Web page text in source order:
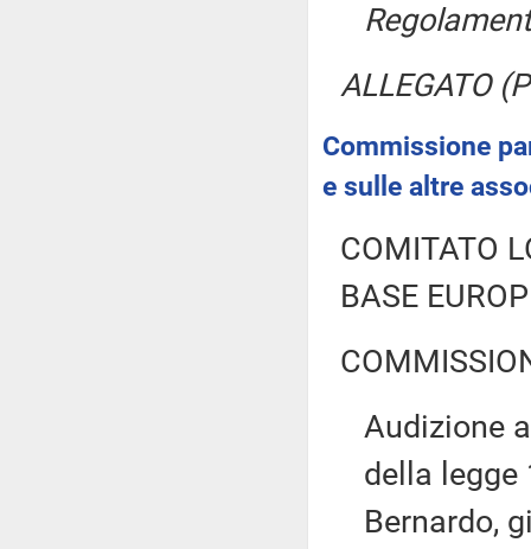
ALLEGATO
Commissione
e sulle altre
COMITATO
BASE
Audizione
della legge
Bernardo,